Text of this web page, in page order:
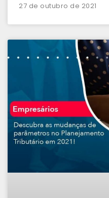
27 de outubro de 2021